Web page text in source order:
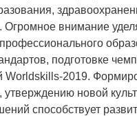
внимание
подготовке
Worldskills-2019.
новой
способствует